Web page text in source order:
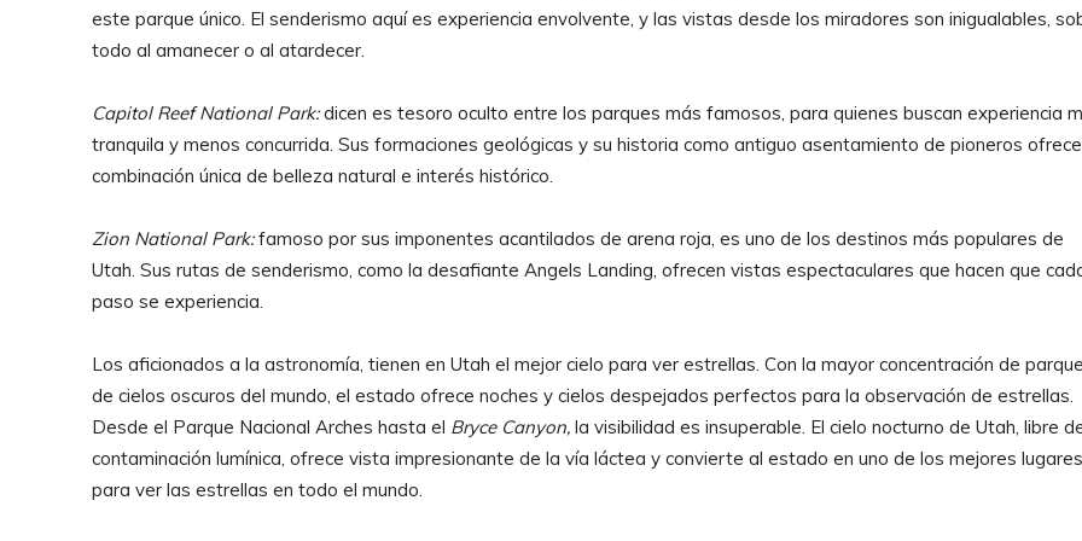
este parque único. El senderismo aquí es experiencia envolvente, y las vistas desde los miradores son inigualables,
todo al amanecer o al atardecer.
Capitol Reef National Park:dicen es tesoro oculto entre los parques más famosos, para quienes buscan experiencia
tranquila y menos concurrida. Sus formaciones geológicas y su historia como antiguo asentamiento de pioneros
combinación única de belleza natural e interés histórico.
Zion National Park:famoso por sus imponentes acantilados de arena roja, es uno de los destinos más populares de
Utah. Sus rutas de senderismo, como la desafiante Angels Landing, ofrecen vistas espectaculares que hacen que
paso se experiencia.
Los aficionados a la astronomía, tienen en Utah el mejor cielo para ver estrellas. Con la mayor concentración de
de cielos oscuros del mundo, el estado ofrece noches y cielos despejados perfectos para la observación de estrellas.
Desde el Parque Nacional Arches hasta el Bryce Canyon, la visibilidad es insuperable. El cielo nocturno de Utah, libre
contaminación lumínica, ofrece vista impresionante de la vía láctea y convierte al estado en uno de los mejores lugares
para ver las estrellas en todo el mundo.